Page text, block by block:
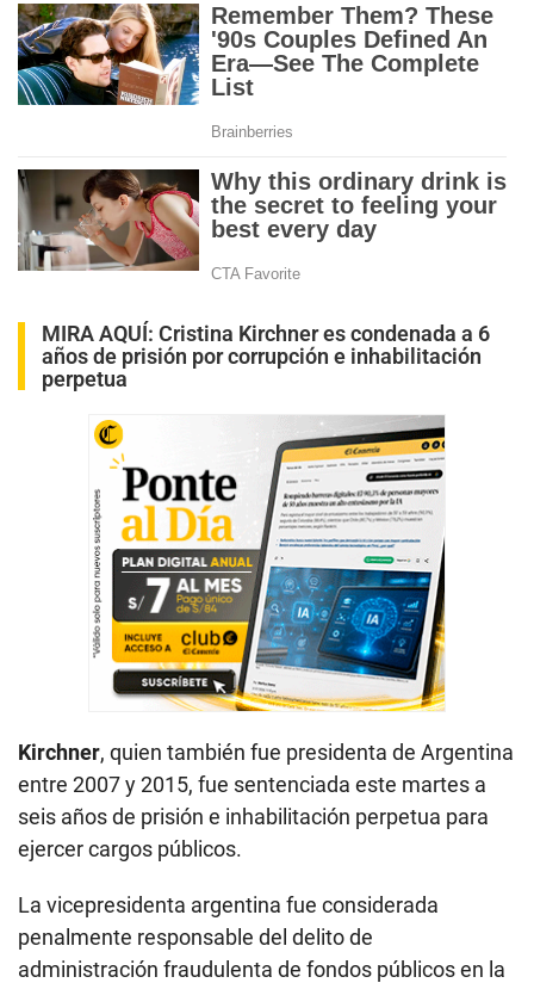
MIRA AQUÍ: Cristina Kirchner es condenada a 6
años de prisión por corrupción e inhabilitación
perpetua
Kirchner, quien también fue presidenta de Argentina
entre 2007 y 2015, fue sentenciada este martes a
seis años de prisión e inhabilitación perpetua para
ejercer cargos públicos.
La vicepresidenta argentina fue considerada
penalmente responsable del delito de
administración fraudulenta de fondos públicos en la